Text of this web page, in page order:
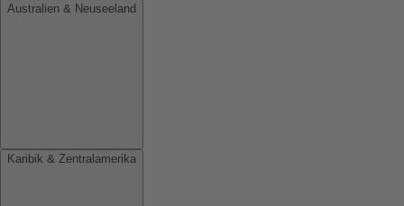
Australien & Neuseeland
Karibik & Zentralamerika